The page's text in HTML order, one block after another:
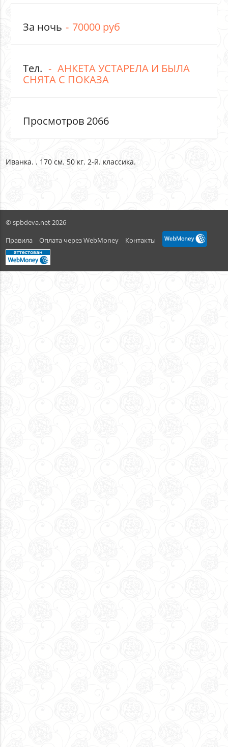
За ночь 70000 руб
Тел. АНКЕТА УСТАРЕЛА И БЫЛА
СНЯТА С ПОКАЗА
Просмотров 2066
Иванка. . 170 см. 50 кг. 2-й. классика.
© spbdeva.net 2026
Правила
Оплата через WebMoney Контакты